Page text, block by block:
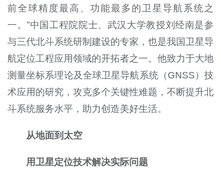
前全球精度最高、功能最多的卫星导航系统之
一。”中国工程院院士、武汉大学教授刘经南是参
与三代北斗系统研制建设的专家，也是我国卫星导
航定位工程应用领域的开拓者之一。他致力于大地
测量坐标系理论及全球卫星导航系统（GNSS）技
术应用的研究，攻克多个关键性难题，不断提升北
斗系统服务水平，助力创造美好生活。
从地面到太空
用卫星定位技术解决实际问题